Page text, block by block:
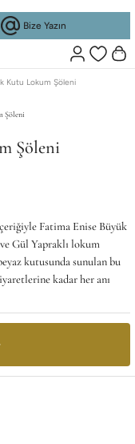
Bize Yazın
Kutu Lokum Şöleni
Şöleni
Fatima Enise Büyük
Gül Yapraklı lokum
kutusunda sunulan bu
kadar her anı